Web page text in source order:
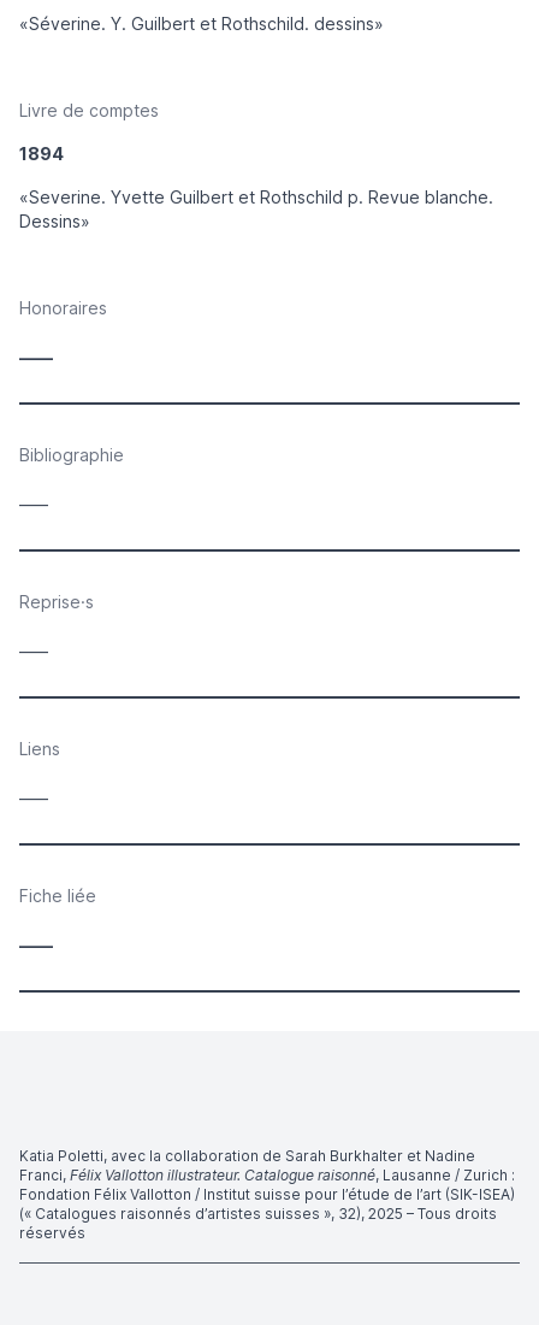
«Séverine. Y. Guilbert et Rothschild. dessins»
Livre de comptes
1894
«Severine. Yvette Guilbert et Rothschild p. Revue blanche.
Dessins»
Honoraires
Bibliographie
Reprise·s
Liens
Fiche liée
Katia Poletti, avec la collaboration de Sarah Burkhalter et Nadine
Franci, Félix Vallotton illustrateur. Catalogue raisonné, Lausanne / Zurich :
Fondation Félix Vallotton / Institut suisse pour l’étude de l’art (SIK-ISEA)
(« Catalogues raisonnés d’artistes suisses », 32), 2025 – Tous droits
réservés